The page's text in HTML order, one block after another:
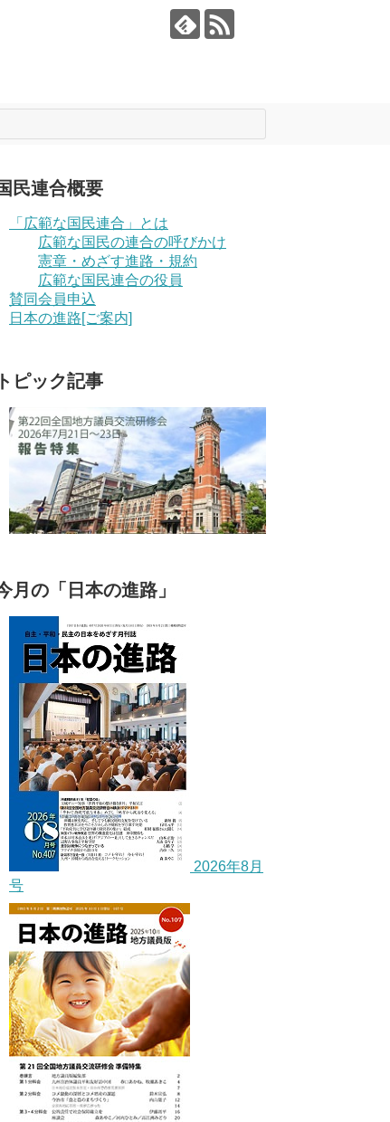
民連合概要
「広範な国民連合」とは
広範な国民の連合の呼びかけ
憲章・めざす進路・規約
広範な国民連合の役員
賛同会員申込
日本の進路[ご案内]
トピック記事
月の「日本の進路」
2026年8月
号